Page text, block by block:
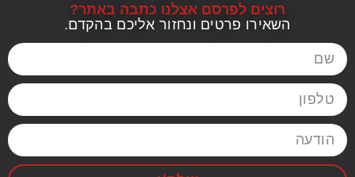
רוצים לפרסם אצלנו כתבה באתר?
השאירו פרטים ונחזור אליכם בהקדם.